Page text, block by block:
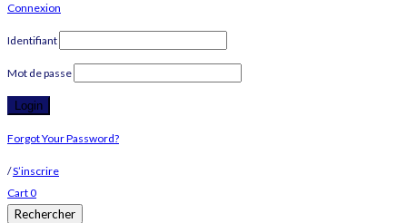
Connexion
Identifiant
Mot de passe
Forgot Your Password?
/S’inscrire
Cart0
Rechercher